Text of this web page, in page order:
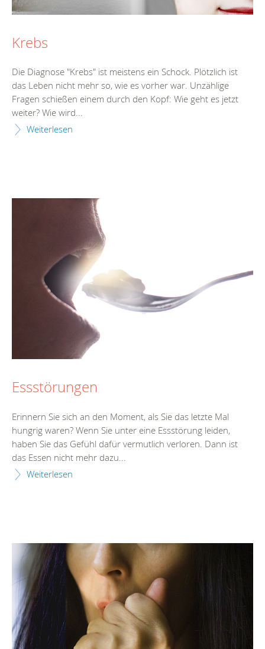
Krebs
Die Diagnose "Krebs" ist meistens ein Schock. Plötzlich ist
das Leben nicht mehr so, wie es vorher war. Unzählige
Fragen schießen einem durch den Kopf: Wie geht es jetzt
weiter? Wie wird...
Weiterlesen
Essstörungen
Erinnern Sie sich an den Moment, als Sie das letzte Mal
hungrig waren? Wenn Sie unter eine Essstörung leiden,
haben Sie das Gefühl dafür vermutlich verloren. Dann ist
das Essen nicht mehr dazu...
Weiterlesen